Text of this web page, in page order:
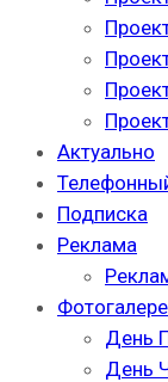
Актуально
Подписка
Реклама
День
День